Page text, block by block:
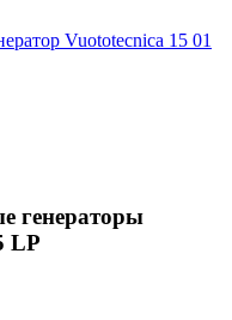
генераторы
LP